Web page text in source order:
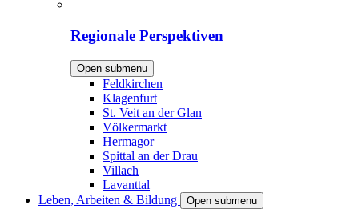
Regionale Perspektiven
Open submenu
Feldkirchen
Klagenfurt
St. Veit an der Glan
Völkermarkt
Hermagor
Spittal an der Drau
Villach
Lavanttal
Leben, Arbeiten & Bildung
Open submenu